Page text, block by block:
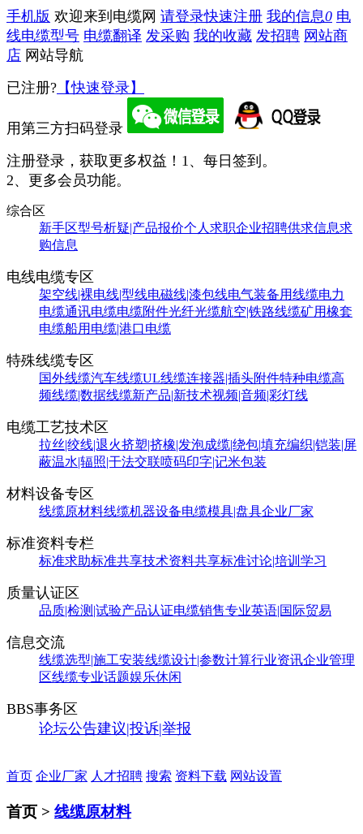
手机版 欢迎来到电缆网 请登录快速注册 我的信息0 电
线电缆型号 电缆翻译 发采购 我的收藏 发招聘 网站商
店 网站导航
已注册? 【快速登录】
用第三方扫码登录
注册登录，获取更多权益！ 1、每日签到。
2、更多会员功能。
综合区
新手区型号析疑|产品报价个人求职企业招聘供求信息求
购信息
电线电缆专区
架空线|裸电线|型线电磁线|漆包线电气装备用线缆电力
电缆通讯电缆电缆附件光纤光缆航空|铁路线缆矿用橡套
电缆船用电缆|港口电缆
特殊线缆专区
国外线缆汽车线缆UL线缆连接器|插头附件特种电缆高
频线缆|数据线缆新产品|新技术视频|音频|彩灯线
电缆工艺技术区
拉丝|绞线|退火挤塑|挤橡|发泡成缆|绕包|填充编织|铠装|屏
蔽温水|辐照|干法交联喷码印字|记米包装
材料设备专区
线缆原材料线缆机器设备电缆模具|盘具企业厂家
标准资料专栏
标准求助标准共享技术资料共享标准讨论|培训学习
质量认证区
品质|检测|试验产品认证电缆销售专业英语|国际贸易
信息交流
线缆选型|施工安装线缆设计|参数计算行业资讯企业管理
区线缆专业话题娱乐休闲
BBS事务区
论坛公告建议|投诉|举报
首页 企业厂家 人才招聘 搜索 资料下载 网站设置
首页 > 线缆原材料